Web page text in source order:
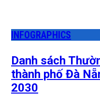
INFOGRAPHICS
Danh sách
thành phố Đà
2030